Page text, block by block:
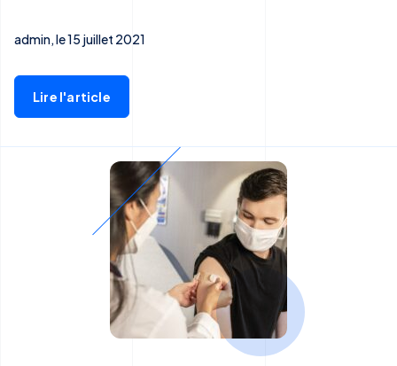
admin, le 15 juillet 2021
Lire l'article